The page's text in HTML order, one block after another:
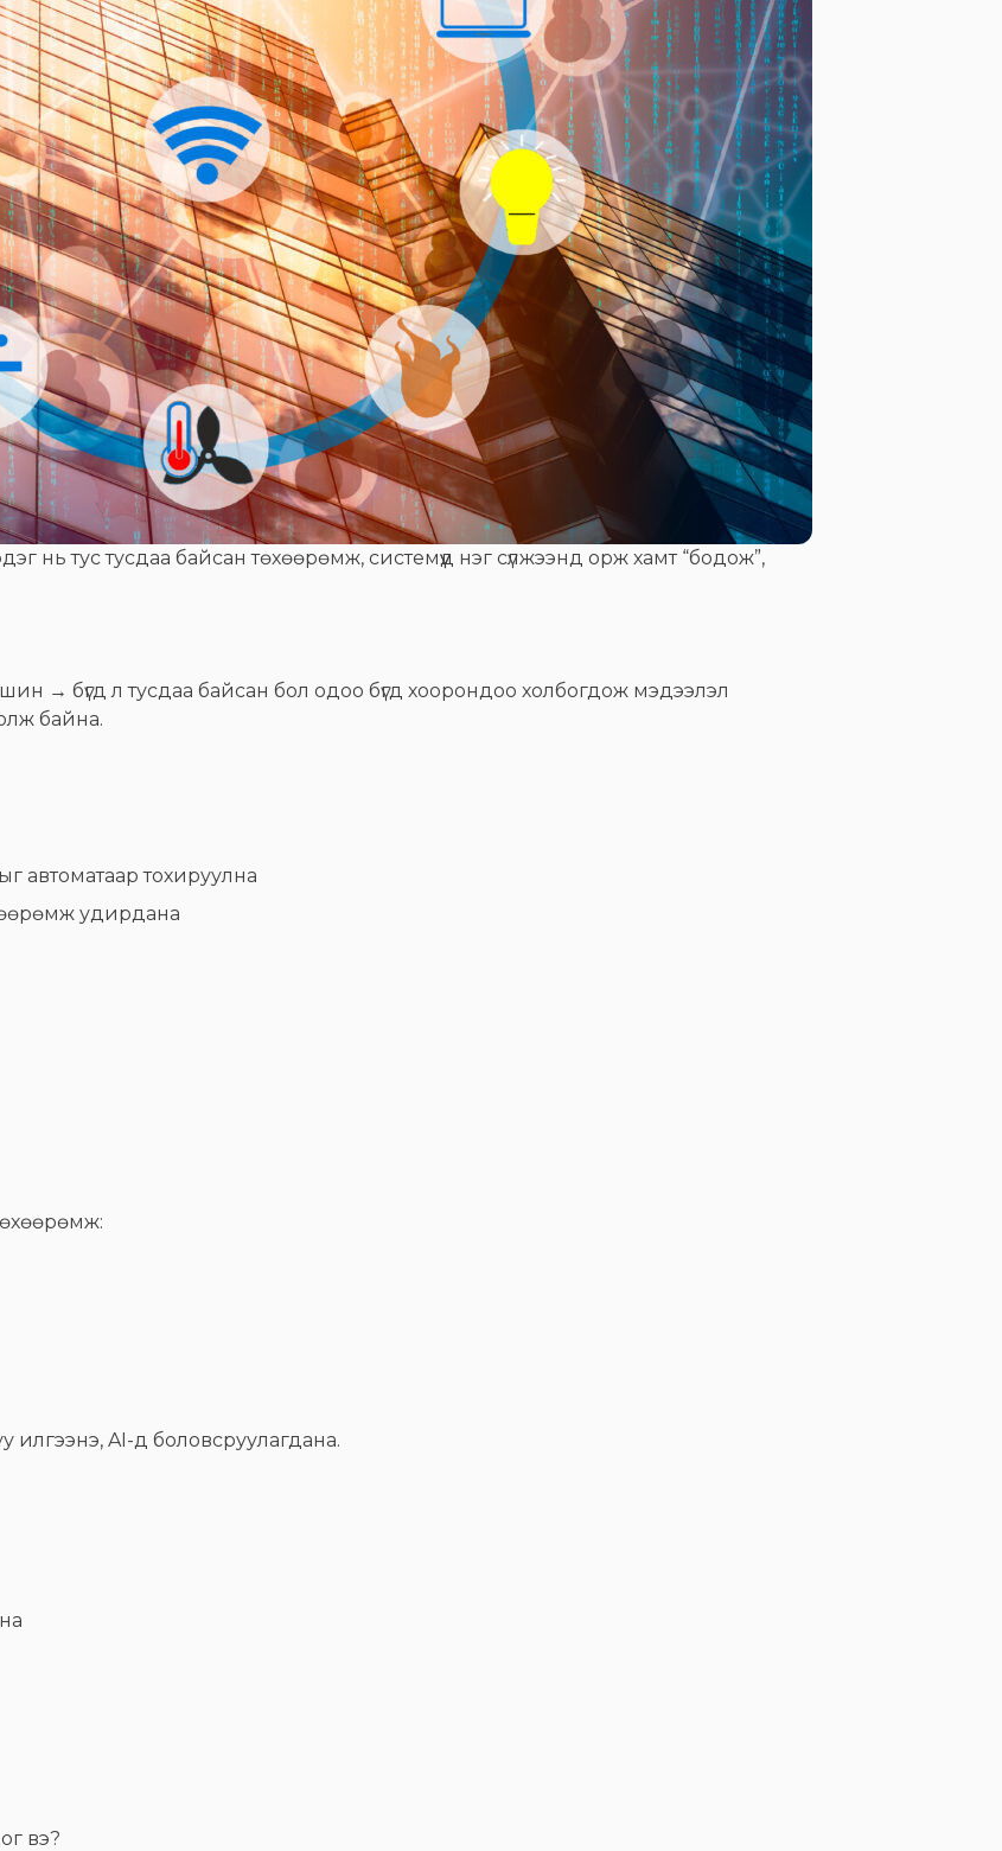
нь тус тусдаа байсан төхөөрөмж, системүүд нэг сүлжээнд орж хамт “бодож”,
→ бүгд л тусдаа байсан бол одоо бүгд хоорондоо холбогдож мэдээлэл
байна.
автоматаар тохируулна
удирдана
илгээнэ, AI-д боловсруулагдана.
вэ?